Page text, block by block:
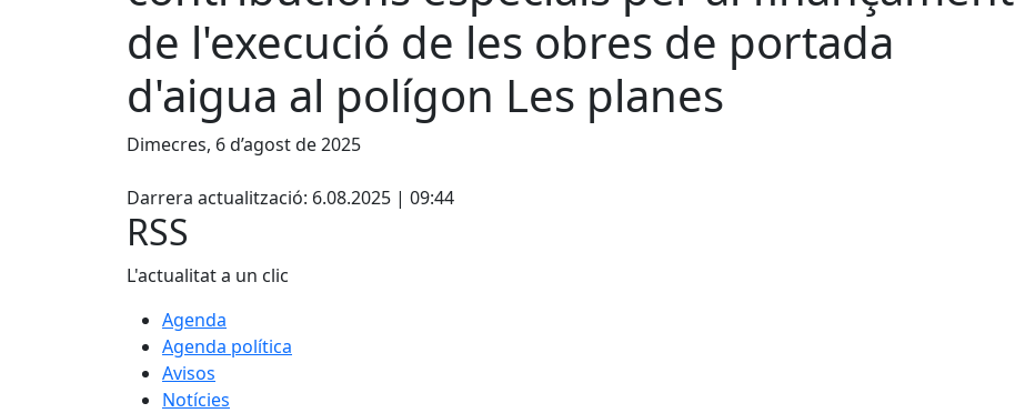
de l'execució de les obres de portada
d'aigua al polígon Les planes
Dimecres, 6 d’agost de 2025
Darrera actualització: 6.08.2025 | 09:44
RSS
L'actualitat a un clic
Agenda
Agenda política
Avisos
Notícies